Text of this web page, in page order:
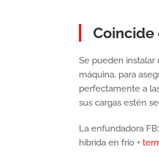
Coincide
Se pueden instalar
máquina, para
perfectamente a
sus cargas estén
La enfundadora
híbrida en frío +